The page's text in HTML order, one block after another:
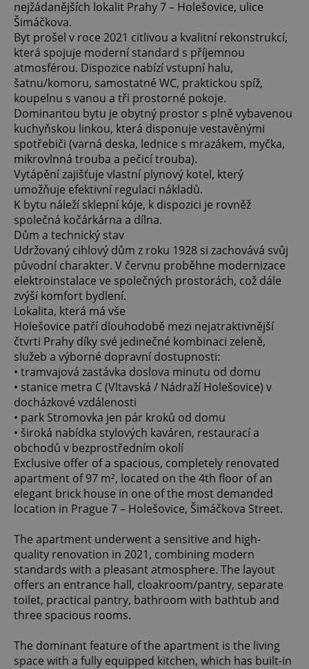
nejžádanějších lokalit Prahy 7 – Holešovice, ulice
Šimáčkova.
Byt prošel v roce 2021 citlivou a kvalitní rekonstrukcí,
která spojuje moderní standard s příjemnou
atmosférou. Dispozice nabízí vstupní halu,
šatnu/komoru, samostatné WC, praktickou spíž,
koupelnu s vanou a tři prostorné pokoje.
Dominantou bytu je obytný prostor s plně vybavenou
kuchyňskou linkou, která disponuje vestavěnými
spotřebiči (varná deska, lednice s mrazákem, myčka,
mikrovlnná trouba a pečicí trouba).
Vytápění zajišťuje vlastní plynový kotel, který
umožňuje efektivní regulaci nákladů.
K bytu náleží sklepní kóje, k dispozici je rovněž
společná kočárkárna a dílna.
Dům a technický stav
Udržovaný cihlový dům z roku 1928 si zachovává svůj
původní charakter. V červnu proběhne modernizace
elektroinstalace ve společných prostorách, což dále
zvýší komfort bydlení.
Lokalita, která má vše
Holešovice patří dlouhodobě mezi nejatraktivnější
čtvrti Prahy díky své jedinečné kombinaci zeleně,
služeb a výborné dopravní dostupnosti:
• tramvajová zastávka doslova minutu od domu
• stanice metra C (Vltavská / Nádraží Holešovice) v
docházkové vzdálenosti
• park Stromovka jen pár kroků od domu
• široká nabídka stylových kaváren, restaurací a
obchodů v bezprostředním okolí
Exclusive offer of a spacious, completely renovated
apartment of 97 m², located on the 4th floor of an
elegant brick house in one of the most demanded
location in Prague 7 – Holešovice, Šimáčkova Street.
The apartment underwent a sensitive and high-
quality renovation in 2021, combining modern
standards with a pleasant atmosphere. The layout
offers an entrance hall, cloakroom/pantry, separate
toilet, practical pantry, bathroom with bathtub and
three spacious rooms.
The dominant feature of the apartment is the living
space with a fully equipped kitchen, which has built-in